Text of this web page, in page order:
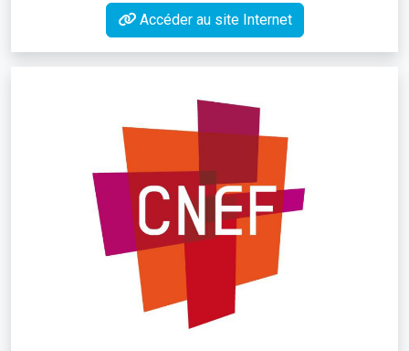
Accéder au site Internet